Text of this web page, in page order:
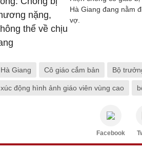
Hà Giang đang nằm
vợ.
Hà Giang Cô giáo cắm bản Bộ
xúc động hình ảnh giáo viên vùng cao
Facebook